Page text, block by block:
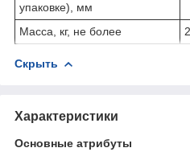
упаковке), мм
Масса, кг, не более
Скрыть
Характеристики
Основные атрибуты